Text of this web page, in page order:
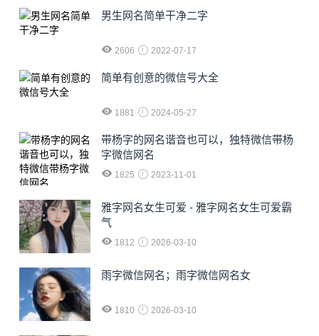
男生网名简单干净二字
2606 2022-07-17
简单有创意的微信号大全
1881 2024-05-27
​带杨字的网名谐音也可以，独特微信带杨
字微信网名
1825 2023-11-01
雅字网名女生可爱 - 雅字网名女生可爱霸
气
1812 2026-03-10
雨字微信网名；雨字微信网名女
1810 2026-03-10